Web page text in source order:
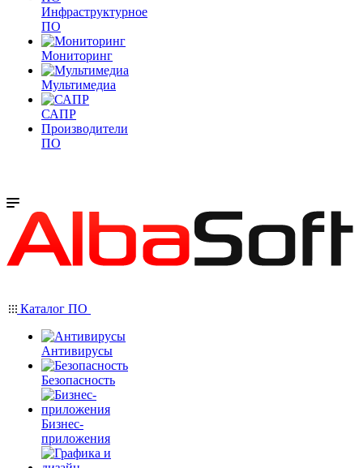
Инфраструктурное
ПО
Мониторинг
Мультимедиа
САПР
Производители
ПО
Каталог ПО
Антивирусы
Безопасность
Бизнес-
приложения